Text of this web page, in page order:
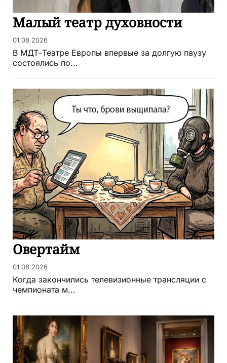
Малый театр духовности
01.08.2026
В МДТ-Театре Европы впервые за долгую паузу
состоялись по...
Овертайм
01.08.2026
Когда закончились телевизионные трансляции с
чемпионата м...